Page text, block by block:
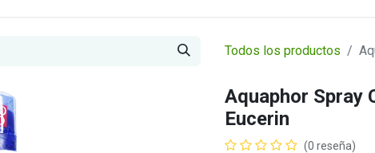
Todos los productos
Aquaphor Spray
Eucerin
(0 reseña)